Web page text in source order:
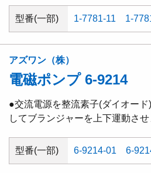
型番(一部) 1-7781-11 1-
アズワン（株）
電磁ポンプ 6-9214
●交流電源を整流素子(ダイオー
してブランジャーを上下運動させ
型番(一部) 6-9214-01 6-